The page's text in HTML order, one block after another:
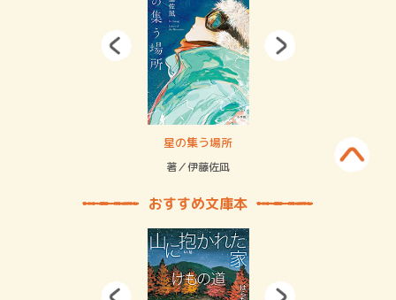
星の集う場所
著／伊藤佐凪
おすすめ文庫本